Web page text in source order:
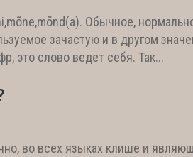
Обычное,
зачастую и в другом
это слово ведет себя. Так...
во всех языках клише и